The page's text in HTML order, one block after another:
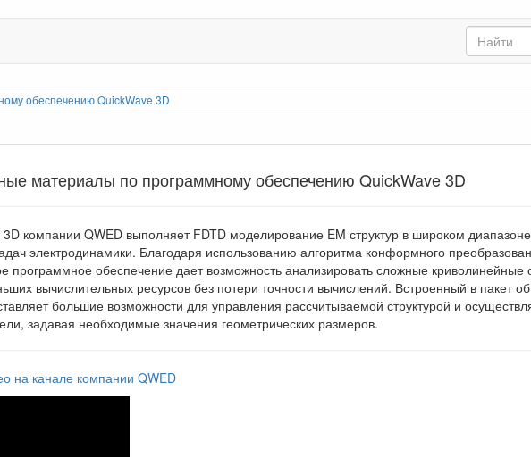
обеспечению QuickWave 3D
материалы по программному обеспечению QuickWave 3D
компании QWED выполняет FDTD моделирование EM структур в широком
электродинамики. Благодаря использованию алгоритма конформного
программное обеспечение дает возможность анализировать сложные криволинейные
вычислительных ресурсов без потери точности вычислений. Встроенный в пакет
большие возможности для управления рассчитываемой структурой и
задавая необходимые значения геометрических размеров.
на канале компании QWED